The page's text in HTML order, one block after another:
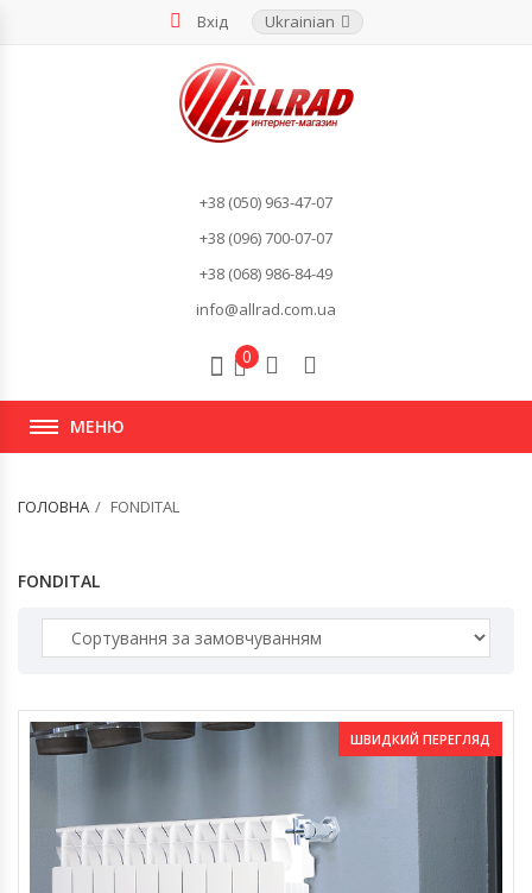
Вхід Ukrainian
+38 (050) 963-47-07
+38 (096) 700-07-07
+38 (068) 986-84-49
info@allrad.com.ua
0
МЕНЮ
ГОЛОВНА FONDITAL
FONDITAL
ШВИДКИЙ ПЕРЕГЛЯД